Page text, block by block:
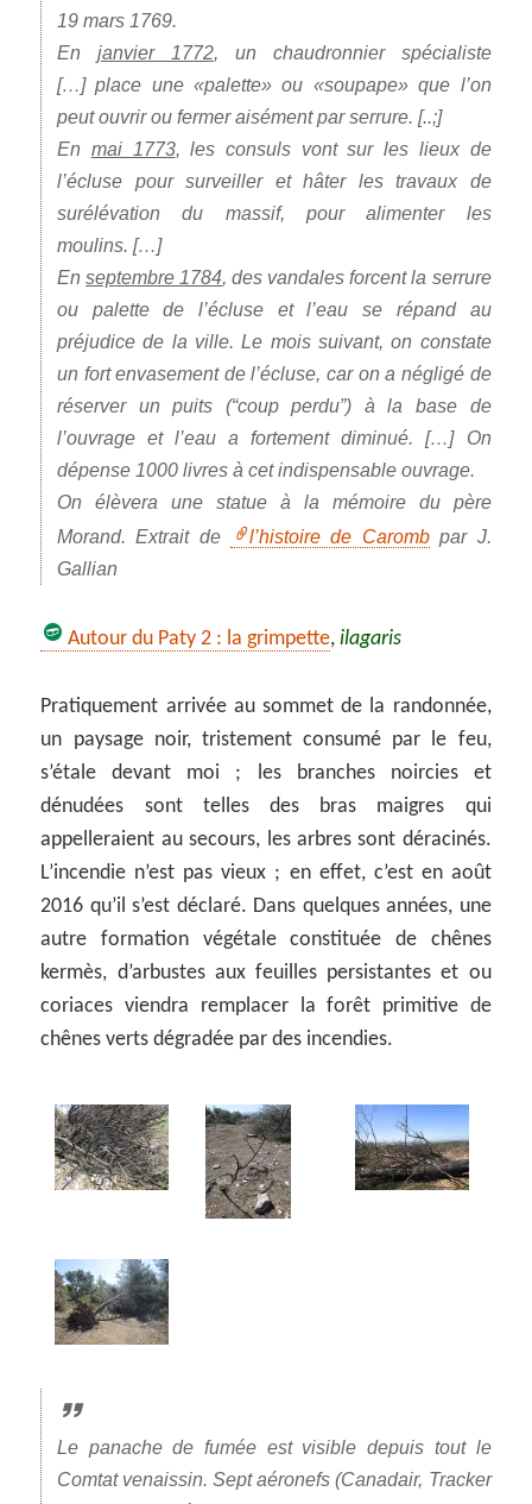
19 mars 1769.
En janvier 1772, un chaudronnier spécialiste
[…] place une «palette» ou «soupape» que l’on
peut ouvrir ou fermer aisément par serrure. [..;]
En mai 1773, les consuls vont sur les lieux de
l’écluse pour surveiller et hâter les travaux de
surélévation du massif, pour alimenter les
moulins. […]
Enseptembre 1784, des vandales forcent la serrure
ou palette de l’écluse et l’eau se répand au
préjudice de la ville. Le mois suivant, on constate
un fort envasement de l’écluse, car on a négligé de
réserver un puits (“coup perdu”) à la base de
l’ouvrage et l’eau a fortement diminué. […] On
dépense 1000 livres à cet indispensable ouvrage.
On élèvera une statue à la mémoire du père
Morand. Extrait de
l’histoire de Carombpar J.
Gallian
Autour du Paty 2 : la grimpette,ilagaris
Pratiquement arrivée au sommet de la randonnée,
un paysage noir, tristement consumé par le feu,
s’étale devant moi ; les branches noircies et
dénudées sont telles des bras maigres qui
appelleraient au secours, les arbres sont déracinés.
L’incendie n’est pas vieux ; en effet, c’est en août
2016 qu’il s’est déclaré. Dans quelques années, une
autre formation végétale constituée de chênes
kermès, d’arbustes aux feuilles persistantes et ou
coriaces viendra remplacer la forêt primitive de
chênes verts dégradée par des incendies.
Le panache de fumée est visible depuis tout le
Comtat venaissin. Sept aéronefs (Canadair, Tracker